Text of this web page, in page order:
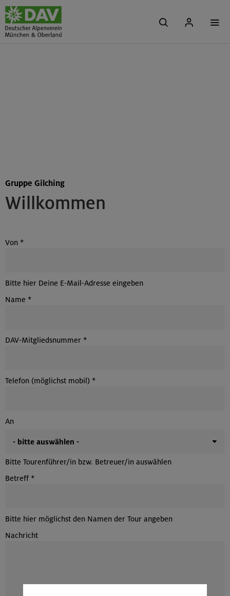
Willkommen
Gruppe Gilching
Von *
Bitte hier Deine E-Mail-Adresse eingeben
Name *
DAV-Mitgliedsnummer *
Telefon (möglichst mobil) *
An
Bitte Tourenführer/in bzw. Betreuer/in auswählen
Betreff *
Bitte hier möglichst den Namen der Tour angeben
Nachricht